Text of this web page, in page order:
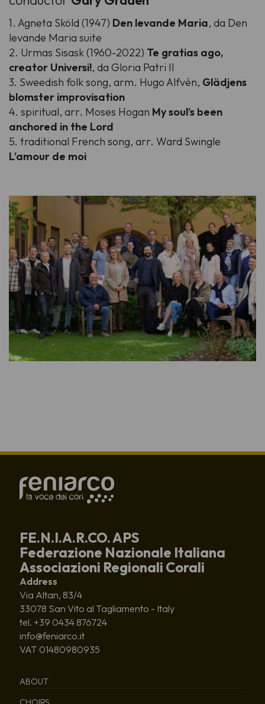
1. Agneta Sköld (1947) Den levande Maria, da Den
levande Maria suite
2. Urmas Sisask (1960-2022) Te gratias ago,
creator Universi!, da Gloria Patri II
3. Sweedish folk song, arm. Hugo Alfvén, Glädjens
blomster improvisation
4. spiritual, arr. Moses Hogan My soul’s been
anchored in the Lord
5. traditional French song, arr. Ward Swingle
L’amour de moi
FE.N.I.A.R.CO. APS
Federazione Nazionale Italiana
Associazioni Regionali Corali
Address
Via Altan, 83/4
33078 San Vito al Tagliamento - Italy
tel. +39 0434 876724
info@feniarco.it
VAT 01480980935
ABOUT